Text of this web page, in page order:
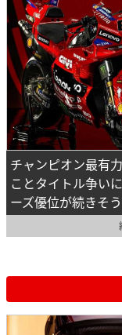
チャンピオン最有
ことタイトル争い
ーズ優位が続きそ